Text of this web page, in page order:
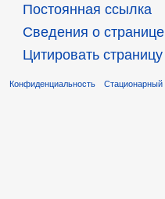
Постоянная ссылка
Сведения о странице
Цитировать страницу
Конфиденциальность Стационарный